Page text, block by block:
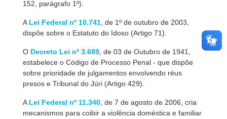
152, parágrafo 1º).
A Lei Federal nº 10.741 , de 1º de outubro de 2003,
dispõe sobre o Estatuto do Idoso (Artigo 71).
O Decreto Lei nº 3.689 , de 03 de Outubro de 1941,
estabelece o Código de Processo Penal - que dispõe
sobre prioridade de julgamentos envolvendo réus
presos e Tribunal do Júri (Artigo 429).
A Lei Federal nº 11.340 , de 7 de agosto de 2006, cria
mecanismos para coibir a violência doméstica e familiar